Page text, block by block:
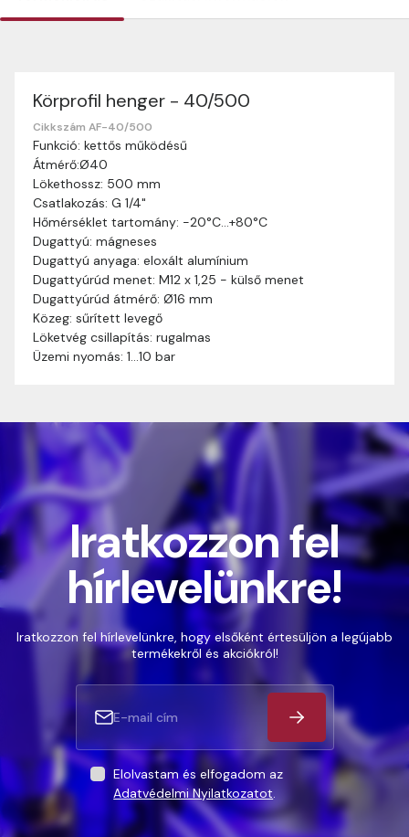
Körprofil henger - 40/500
Cikkszám AF-40/500
Funkció: kettős működésű
Átmérő:Ø40
Lökethossz: 500 mm
Csatlakozás: G 1/4"
Hőmérséklet tartomány: -20°C…+80°C
Dugattyú: mágneses
Dugattyú anyaga: eloxált alumínium
Dugattyúrúd menet: M12 x 1,25 - külső menet
Dugattyúrúd átmérő: Ø16 mm
Közeg: sűrített levegő
Löketvég csillapítás: rugalmas
Üzemi nyomás: 1…10 bar
Szállítási információk
Nagyon köszönjük, hogy webshopunkat választottátok
vásárlásaitokhoz. Az alábbiakban megtaláljátok szállítási
információinkat, hogy a vásárlásotok gördülékenyen és
zökkenőmentesen történhessen.
Szállítási idő:Általában a megrendeléseket 2-5
munkanapon belül kézbesítjük. Amennyiben
valamilyen okból kifolyólag a szállítás hosszabb
ideig tart, előre értesítünk benneteket.
Szállítási díj:A szállítási díj függ a termék súlyától
és a szállítási cím távolságától. A pontos szállítási
díjat a vásárlás folyamata során megtekinthetitek,
mielőtt a rendelést véglegesítitek.
Iratkozzon fel
hírlevelünkre!
Iratkozzon fel hírlevelünkre, hogy elsőként értesüljön a legújabb
termékekről és akciókról!
Elolvastam és elfogadom az
Adatvédelmi Nyilatkozatot.